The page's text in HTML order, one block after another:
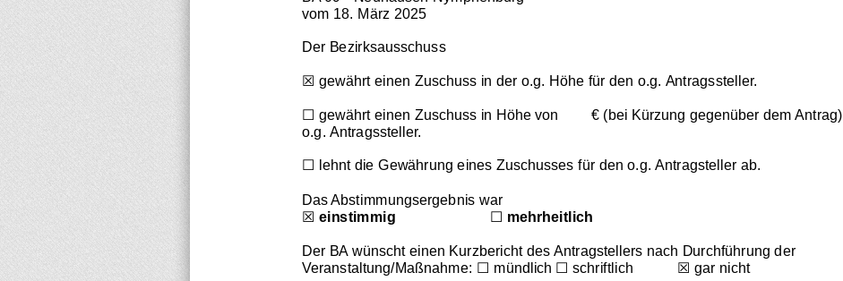
vom 18. März 2025
Der Bezirksausschuss
☒ gewährt einen Zuschuss in der o.g. Höhe für den o.g. Antragssteller.
☐ gewährt einen Zuschuss in Höhe von
€ (bei Kürzung gegenüber dem
o.g. Antragssteller.
☐ lehnt die Gewährung eines Zuschusses für den o.g. Antragsteller ab.
Das Abstimmungsergebnis war
☒ einstimmig ☐ mehrheitlich
Der BA wünscht einen Kurzbericht des Antragstellers nach Durchführung der
Veranstaltung/Maßnahme: ☐ mündlich ☐ schriftlich ☒ gar nicht